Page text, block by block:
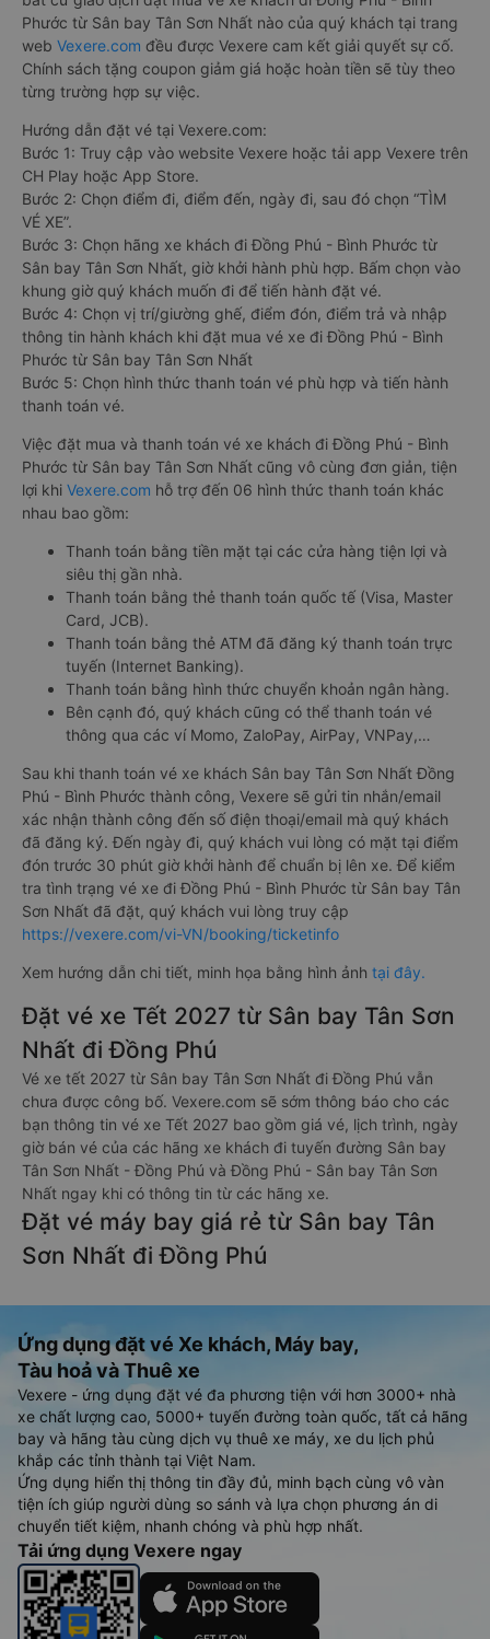
Phước từ Sân bay Tân Sơn Nhất nào của quý khách tại trang
web Vexere.com đều được Vexere cam kết giải quyết sự cố.
Chính sách tặng coupon giảm giá hoặc hoàn tiền sẽ tùy theo
từng trường hợp sự việc.
Hướng dẫn đặt vé tại Vexere.com:
Bước 1: Truy cập vào website Vexere hoặc tải app Vexere trên
CH Play hoặc App Store.
Bước 2: Chọn điểm đi, điểm đến, ngày đi, sau đó chọn “TÌM
VÉ XE”.
Bước 3: Chọn hãng xe khách đi Đồng Phú - Bình Phước từ
Sân bay Tân Sơn Nhất, giờ khởi hành phù hợp. Bấm chọn vào
khung giờ quý khách muốn đi để tiến hành đặt vé.
Bước 4: Chọn vị trí/giường ghế, điểm đón, điểm trả và nhập
thông tin hành khách khi đặt mua vé xe đi Đồng Phú - Bình
Phước từ Sân bay Tân Sơn Nhất
Bước 5: Chọn hình thức thanh toán vé phù hợp và tiến hành
thanh toán vé.
Việc đặt mua và thanh toán vé xe khách đi Đồng Phú - Bình
Phước từ Sân bay Tân Sơn Nhất cũng vô cùng đơn giản, tiện
lợi khi Vexere.com hỗ trợ đến 06 hình thức thanh toán khác
nhau bao gồm:
Thanh toán bằng tiền mặt tại các cửa hàng tiện lợi và
siêu thị gần nhà.
Thanh toán bằng thẻ thanh toán quốc tế (Visa, Master
Card, JCB).
Thanh toán bằng thẻ ATM đã đăng ký thanh toán trực
tuyến (Internet Banking).
Thanh toán bằng hình thức chuyển khoản ngân hàng.
Bên cạnh đó, quý khách cũng có thể thanh toán vé
thông qua các ví Momo, ZaloPay, AirPay, VNPay,…
Sau khi thanh toán vé xe khách Sân bay Tân Sơn Nhất Đồng
Phú - Bình Phước thành công, Vexere sẽ gửi tin nhắn/email
xác nhận thành công đến số điện thoại/email mà quý khách
đã đăng ký. Đến ngày đi, quý khách vui lòng có mặt tại điểm
đón trước 30 phút giờ khởi hành để chuẩn bị lên xe. Để kiểm
tra tình trạng vé xe đi Đồng Phú - Bình Phước từ Sân bay Tân
Sơn Nhất đã đặt, quý khách vui lòng truy cập
https://vexere.com/vi-VN/booking/ticketinfo
Xem hướng dẫn chi tiết, minh họa bằng hình ảnh tại đây.
Đặt vé xe Tết 2027 từ Sân bay Tân Sơn
Nhất đi Đồng Phú
Vé xe tết 2027 từ Sân bay Tân Sơn Nhất đi Đồng Phú vẫn
chưa được công bố. Vexere.com sẽ sớm thông báo cho các
bạn thông tin vé xe Tết 2027 bao gồm giá vé, lịch trình, ngày
giờ bán vé của các hãng xe khách đi tuyến đường Sân bay
Tân Sơn Nhất - Đồng Phú và Đồng Phú - Sân bay Tân Sơn
Nhất ngay khi có thông tin từ các hãng xe.
Đặt vé máy bay giá rẻ từ Sân bay Tân
Sơn Nhất đi Đồng Phú
Ứng dụng đặt vé Xe khách, Máy bay,
Tàu hoả và Thuê xe
Vexere - ứng dụng đặt vé đa phương tiện với hơn 3000+ nhà
xe chất lượng cao, 5000+ tuyến đường toàn quốc, tất cả hãng
bay và hãng tàu cùng dịch vụ thuê xe máy, xe du lịch phủ
khắp các tỉnh thành tại Việt Nam.
Ứng dụng hiển thị thông tin đầy đủ, minh bạch cùng vô vàn
tiện ích giúp người dùng so sánh và lựa chọn phương án di
chuyển tiết kiệm, nhanh chóng và phù hợp nhất.
Tải ứng dụng Vexere ngay